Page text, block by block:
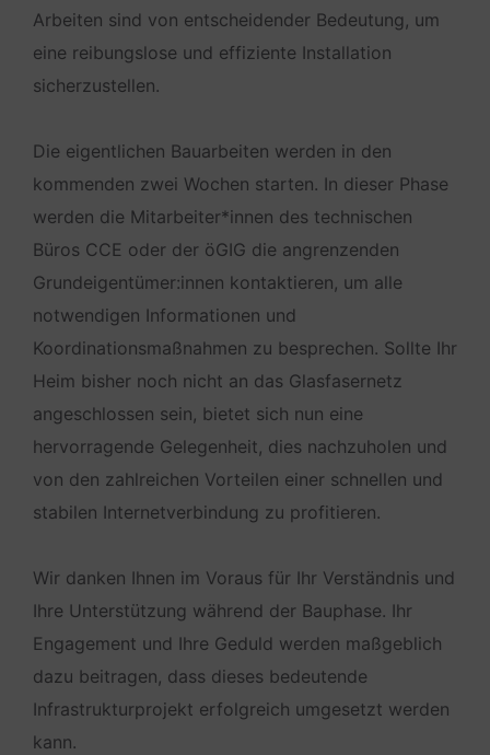
Arbeiten sind von entscheidender Bedeutung, um
eine reibungslose und effiziente Installation
sicherzustellen.
Die eigentlichen Bauarbeiten werden in den
kommenden zwei Wochen starten. In dieser Phase
werden die Mitarbeiter*innen des technischen
Büros CCE oder der öGIG die angrenzenden
Grundeigentümer:innen kontaktieren, um alle
notwendigen Informationen und
Koordinationsmaßnahmen zu besprechen. Sollte Ihr
Heim bisher noch nicht an das Glasfasernetz
angeschlossen sein, bietet sich nun eine
hervorragende Gelegenheit, dies nachzuholen und
von den zahlreichen Vorteilen einer schnellen und
stabilen Internetverbindung zu profitieren.
Wir danken Ihnen im Voraus für Ihr Verständnis und
Ihre Unterstützung während der Bauphase. Ihr
Engagement und Ihre Geduld werden maßgeblich
dazu beitragen, dass dieses bedeutende
Infrastrukturprojekt erfolgreich umgesetzt werden
kann.